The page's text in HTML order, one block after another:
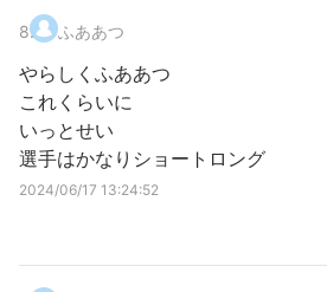
8. ふああつ
やらしくふああつ
これくらいに
いっとせい
選手はかなりショートロング
2024/06/17 13:24:52